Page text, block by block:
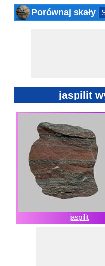
Porównaj skały
jaspilit
jaspilit